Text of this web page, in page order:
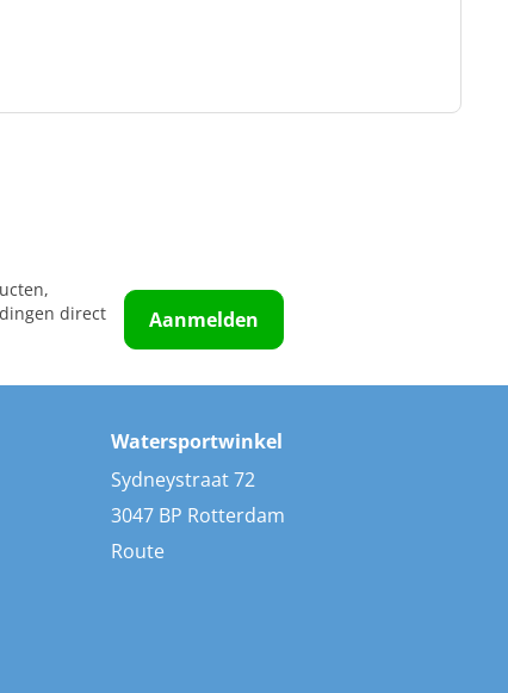
direct
Aanmelden
Watersportwinkel
Sydneystraat 72
3047 BP Rotterdam
Route